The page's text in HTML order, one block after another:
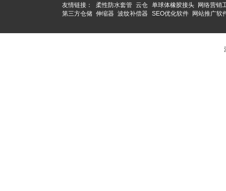
友情链接： 柔性防水套管 云仓 单球体橡胶接头
网络营销
第三方仓储 伸缩器 波纹补偿器 SEO优化软件 网站推广软